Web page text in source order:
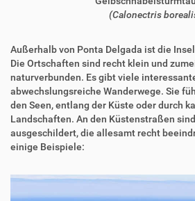
(Calonectris
Außerhalb von Ponta Delgada ist die
Die Ortschaften sind recht klein und
naturverbunden. Es gibt viele
abwechslungsreiche Wanderwege. Sie
den Seen, entlang der Küste oder durch
Landschaften. An den Küstenstraßen
ausgeschildert, die allesamt recht
einige Beispiele: